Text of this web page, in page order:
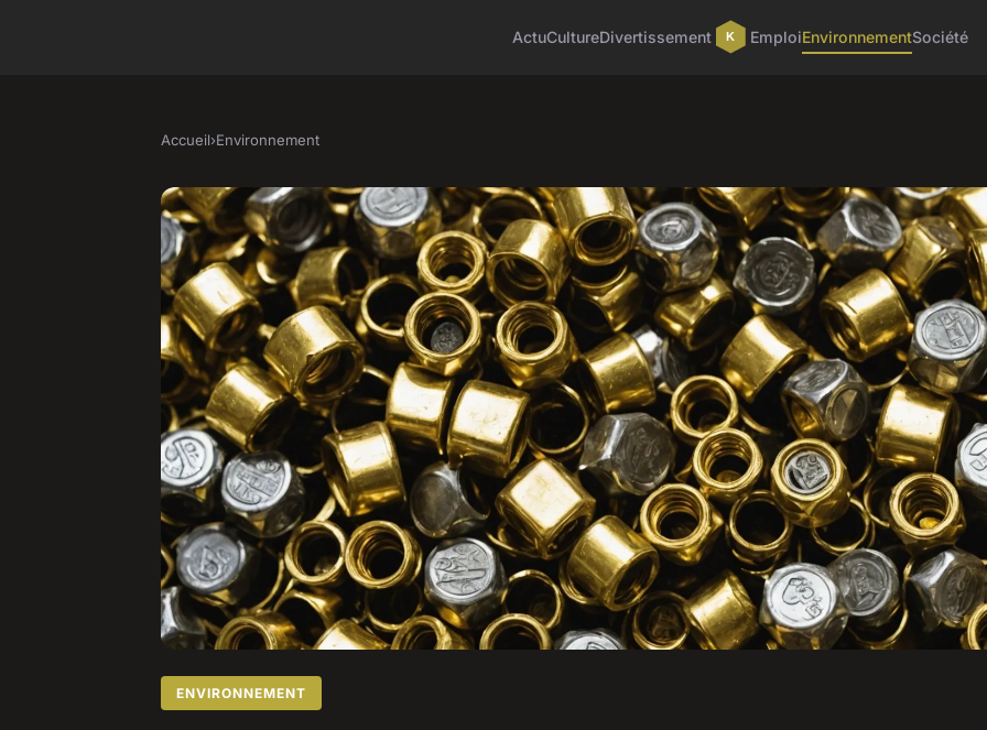
ActuCultureDivertissement EmploiEnvironnementSociété
Accueil›Environnement
ENVIRONNEMENT